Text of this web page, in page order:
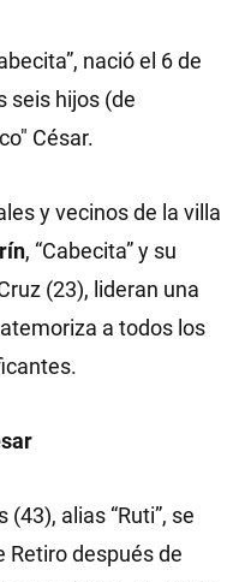
nació el 6 de
seis hijos (de
César.
y vecinos de la villa
, “Cabecita” y su
(23), lideran una
a todos los
alias “Ruti”, se
Retiro después de